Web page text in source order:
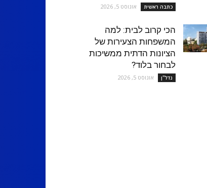
כתבה ראשית אוגוסט 5, 2026
הכי קרוב לבית: למה
המשפחות הצעירות של
הציונות הדתית ממשיכות
לבחור בלוד?
נדל''ן אוגוסט 5, 2026